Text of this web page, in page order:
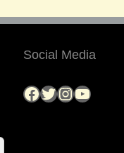
Social Media
Facebook Twitter InstagramYouTube